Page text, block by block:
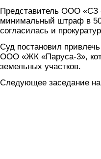
Представитель ООО «СЗ
минимальный штраф в
согласилась и
Суд постановил
ООО «ЖК «Паруса-3»,
земельных участков.
Следующее заседание